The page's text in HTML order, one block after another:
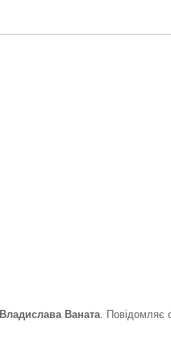
Владислава Ваната. Повідомляє